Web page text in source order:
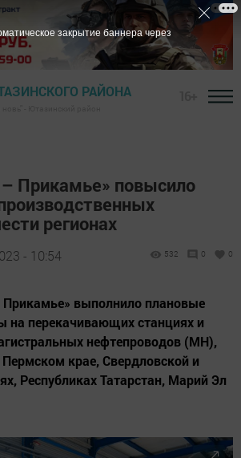
РАЙОНА
Прикамье» повысило
регионах
- 10:54 532 0 0
выполнило плановые
на перекачивающих станциях и
нефтепроводов (МН),
крае, Свердловской и
Республиках Татарстан, Марий Эл
закрытие баннера через